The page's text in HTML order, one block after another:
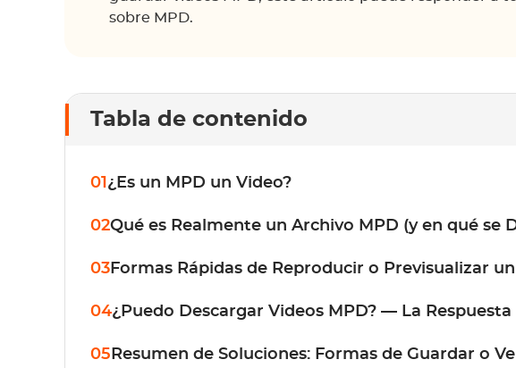
sobre MPD.
Tabla de contenido
01 ¿Es un MPD un Video?
02Qué es Realmente un Archivo MPD (y en qué se
03 Formas Rápidas de Reproducir o Previsualizar
04¿Puedo Descargar Videos MPD? — La
05 Resumen de Soluciones: Formas de Guardar o